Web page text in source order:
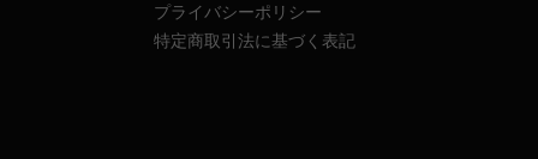
プライバシーポリシー
特定商取引法に基づく表記